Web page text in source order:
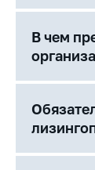
В чем